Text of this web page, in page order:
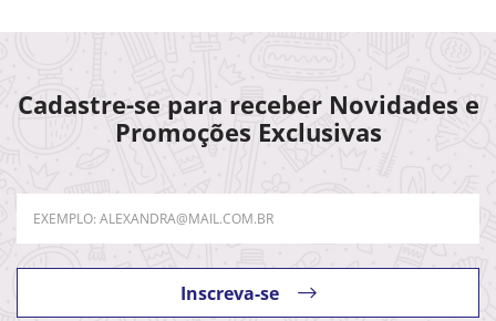
Cadastre-se para receber Novidades e
Promoções Exclusivas
Inscreva-se